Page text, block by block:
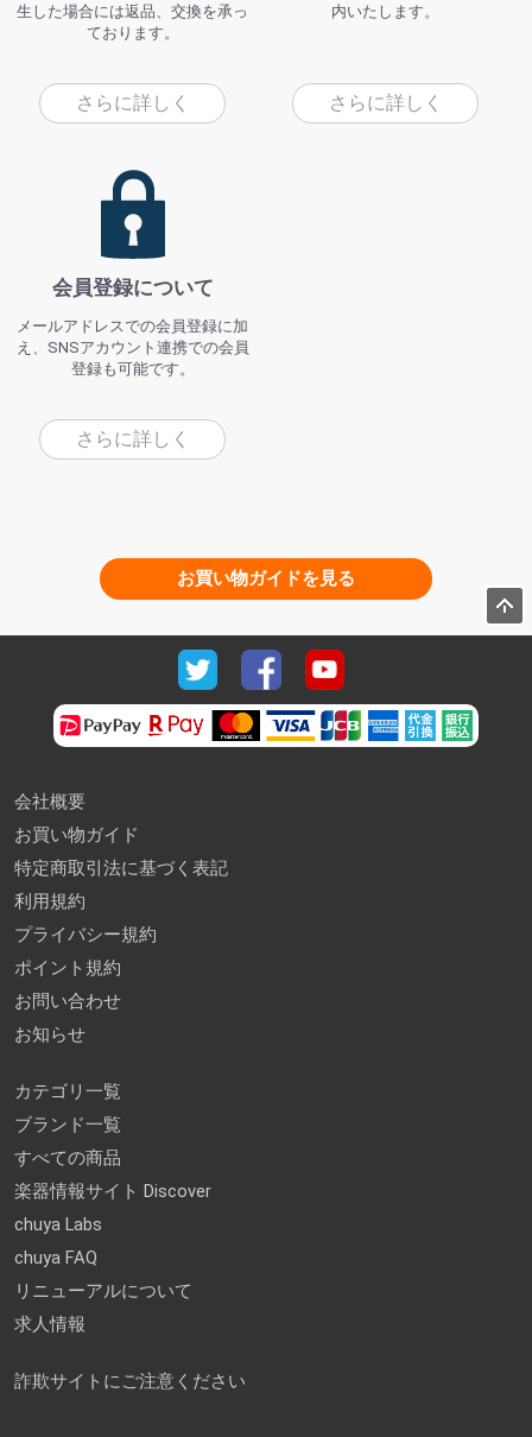
生した場合には返品、交換を承っ
ております。
さらに詳しく
内いたします。
さらに詳しく
会員登録について
メールアドレスでの会員登録に加
え、SNSアカウント連携での会員
登録も可能です。
さらに詳しく
お買い物ガイドを見る
会社概要
お買い物ガイド
特定商取引法に基づく表記
利用規約
プライバシー規約
ポイント規約
お問い合わせ
お知らせ
カテゴリ一覧
ブランド一覧
すべての商品
楽器情報サイト Discover
chuya Labs
chuya FAQ
リニューアルについて
求人情報
詐欺サイトにご注意ください